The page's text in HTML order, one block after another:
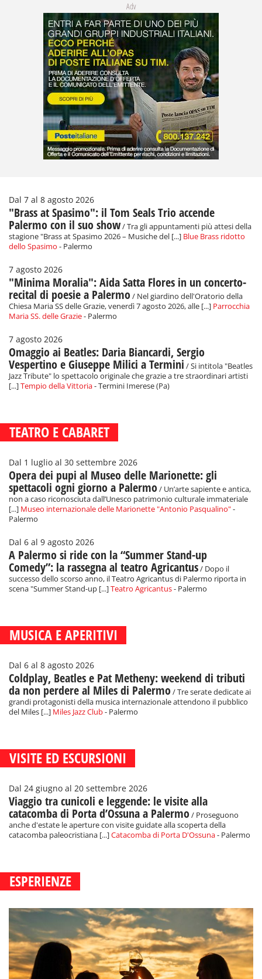
Adv
Dal 7 al 8 agosto 2026
"Brass at Spasimo": il Tom Seals Trio accende
Palermo con il suo show/ Tra gli appuntamenti più attesi della
stagione "Brass at Spasimo 2026 – Musiche del [...] Blue Brass ridotto
dello Spasimo - Palermo
7 agosto 2026
"Minima Moralia": Aida Satta Flores in un concerto-
recital di poesie a Palermo/ Nel giardino dell'Oratorio della
Chiesa Maria SS delle Grazie, venerdì 7 agosto 2026, alle [...] Parrocchia
Maria SS. delle Grazie- Palermo
7 agosto 2026
Omaggio ai Beatles: Daria Biancardi, Sergio
Vespertino e Giuseppe Milici a Termini / Si intitola "Beatles
Jazz Tribute" lo spettacolo originale che grazie a tre straordinari artisti
[...]Tempio della Vittoria- Termini Imerese (Pa)
TEATRO E CABARET
Dal 1 luglio al 30 settembre 2026
Opera dei pupi al Museo delle Marionette: gli
spettacoli ogni giorno a Palermo/ Un’arte sapiente e antica,
non a caso riconosciuta dall’Unesco patrimonio culturale immateriale
[...] Museo internazionale delle Marionette "Antonio Pasqualino"-
Palermo
Dal 6 al 9 agosto 2026
A Palermo si ride con la “Summer Stand-up
Comedy”: la rassegna al teatro Agricantus/ Dopo il
successo dello scorso anno, il Teatro Agricantus di Palermo riporta in
scena "Summer Stand-up [...]Teatro Agricantus- Palermo
MUSICA E APERITIVI
Dal 6 al 8 agosto 2026
Coldplay, Beatles e Pat Metheny: weekend di tributi
da non perdere al Miles di Palermo/ Tre serate dedicate ai
grandi protagonisti della musica internazionale attendono il pubblico
del Miles [...] Miles Jazz Club- Palermo
VISITE ED ESCURSIONI
Dal 24 giugno al 20 settembre 2026
Viaggio tra cunicoli e leggende: le visite alla
catacomba di Porta d’Ossuna a Palermo/ Proseguono
anche d'estate le aperture con visite guidate alla scoperta della
catacomba paleocristiana [...]Catacomba di Porta D'Ossuna- Palermo
ESPERIENZE